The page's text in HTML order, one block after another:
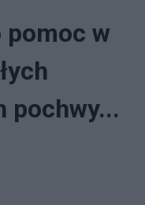
pomoc w
pochwy...